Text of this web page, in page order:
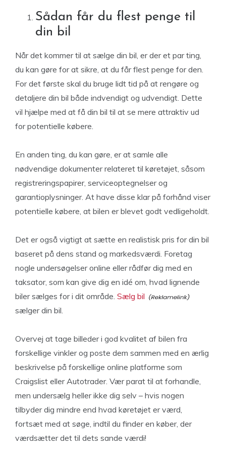
Sådan får du flest penge til
din bil
Når det kommer til at sælge din bil, er der et par ting,
du kan gøre for at sikre, at du får flest penge for den.
For det første skal du bruge lidt tid på at rengøre og
detaljere din bil både indvendigt og udvendigt. Dette
vil hjælpe med at få din bil til at se mere attraktiv ud
for potentielle købere.
En anden ting, du kan gøre, er at samle alle
nødvendige dokumenter relateret til køretøjet, såsom
registreringspapirer, serviceoptegnelser og
garantioplysninger. At have disse klar på forhånd viser
potentielle købere, at bilen er blevet godt vedligeholdt.
Det er også vigtigt at sætte en realistisk pris for din bil
baseret på dens stand og markedsværdi. Foretag
nogle undersøgelser online eller rådfør dig med en
taksator, som kan give dig en idé om, hvad lignende
biler sælges for i dit område. Sælg bil
sælger din bil.
Overvej at tage billeder i god kvalitet af bilen fra
forskellige vinkler og poste dem sammen med en ærlig
beskrivelse på forskellige online platforme som
Craigslist eller Autotrader. Vær parat til at forhandle,
men undersælg heller ikke dig selv – hvis nogen
tilbyder dig mindre end hvad køretøjet er værd,
fortsæt med at søge, indtil du finder en køber, der
værdsætter det til dets sande værdi!